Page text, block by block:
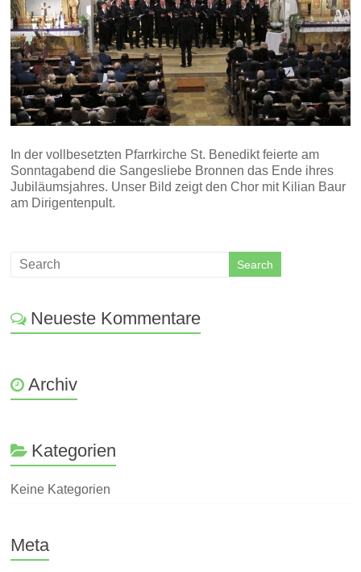
In der vollbesetzten Pfarrkirche St. Benedikt feierte am
Sonntagabend die Sangesliebe Bronnen das Ende ihres
Jubiläumsjahres. Unser Bild zeigt den Chor mit Kilian Baur
am Dirigentenpult.
Neueste Kommentare
Archiv
Kategorien
Keine Kategorien
Meta